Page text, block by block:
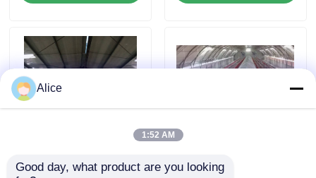
Fordern Sie ein Zitat
Stahlkonstruktionsgebäude
Stahlkonstruktionslager
Stahlkonstruktionswerkstatt
Vorgefertigte
Fertighaus mit
Alice
1:52 AM
Good day, what product are you looking